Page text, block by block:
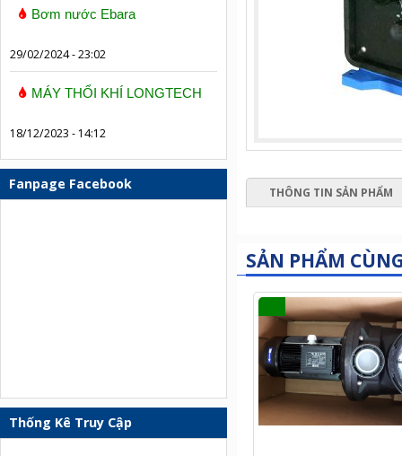
Bơm nước Ebara
29/02/2024 - 23:02
MÁY THỔI KHÍ LONGTECH
18/12/2023 - 14:12
Fanpage Facebook
Thống Kê Truy Cập
THÔNG TIN SẢN PHẨM
SẢN PHẨM